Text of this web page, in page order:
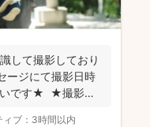
して撮影しており
ジにて撮影日時
いです★ ★撮影に
ブ： 3時間以内